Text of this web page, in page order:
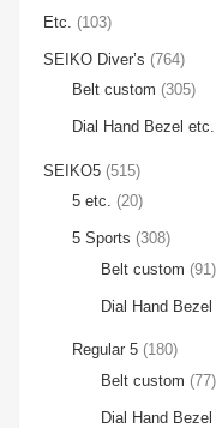
Etc. (103)
SEIKO Diver’s (764)
Belt custom (305)
Dial Hand Bezel
SEIKO5 (515)
5 etc. (20)
5 Sports (308)
Belt custom (91)
Dial Hand
Regular 5 (180)
Belt custom (77)
Dial Hand